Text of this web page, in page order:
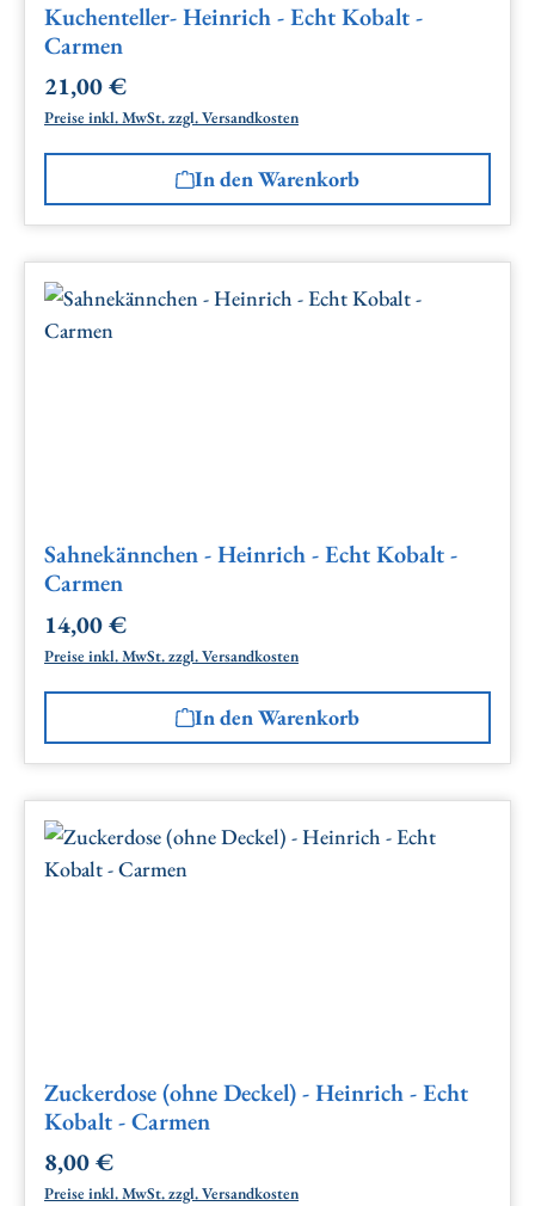
Kuchenteller- Heinrich - Echt Kobalt -
Carmen
Regulärer Preis:
21,00 €
Preise inkl. MwSt. zzgl. Versandkosten
In den Warenkorb
Sahnekännchen - Heinrich - Echt Kobalt -
Carmen
Regulärer Preis:
14,00 €
Preise inkl. MwSt. zzgl. Versandkosten
In den Warenkorb
Zuckerdose (ohne Deckel) - Heinrich - Echt
Kobalt - Carmen
Regulärer Preis:
8,00 €
Preise inkl. MwSt. zzgl. Versandkosten